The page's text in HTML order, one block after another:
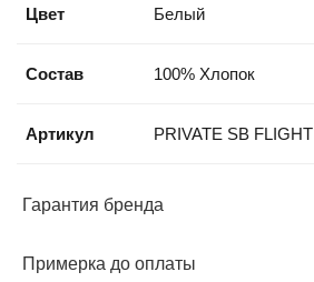
Цвет Белый
Состав 100% Хлопок
Артикул PRIVATE SB FLIGHT
Гарантия бренда
Примерка до оплаты